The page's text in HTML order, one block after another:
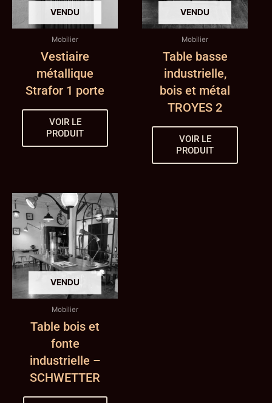
Mobilier
Vestiaire
métallique
Strafor 1 porte
VOIR LE
PRODUIT
Mobilier
Table basse
industrielle,
bois et métal
TROYES 2
VOIR LE
PRODUIT
Mobilier
Table bois et
fonte
industrielle –
SCHWETTER